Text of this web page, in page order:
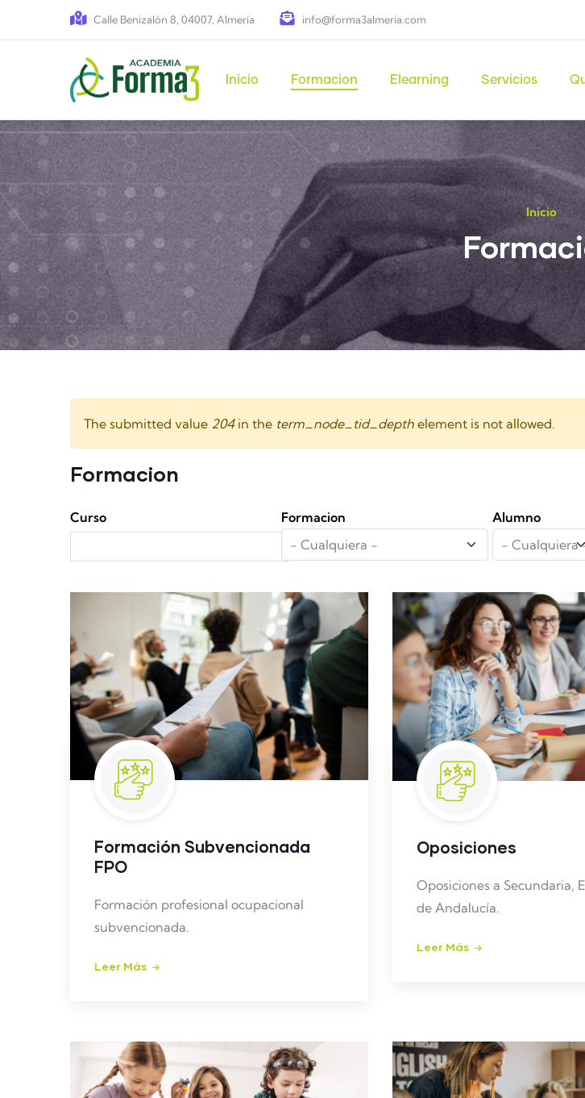
Pasar al contenido principal
Calle Benizalón 8, 04007, Almería info@forma3almeria.com
Inicio Formacion Elearning Servicios
Inicio
Mensaje de advertencia
The submitted value 204in the term_node_tid_depth element is not allowed.
Formacion
Curso Formacion Alumno
Formación Subvencionada
FPO
Formación profesional ocupacional
subvencionada.
Leer Más
Oposiciones
Oposiciones a Secundaria,
de Andalucía.
Leer Más